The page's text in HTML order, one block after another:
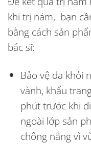
khi trị nám, bạn
bằng cách sản
bác sĩ:
Bảo vệ da khỏi
vành, khẩu
phút trước khi
ngoài lớp sản
chống nắng vì